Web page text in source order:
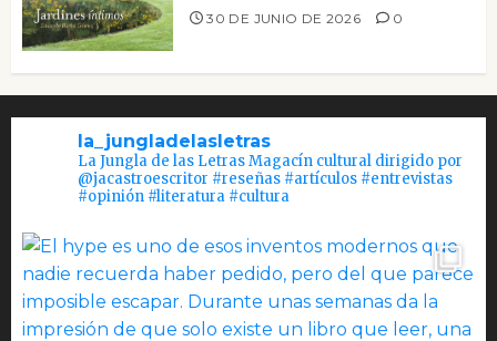
30 DE JUNIO DE 2026 0
la_jungladelasletras
La Jungla de las Letras Magacín cultural dirigido por
@jacastroescritor #reseñas #artículos #entrevistas
#opinión #literatura #cultura